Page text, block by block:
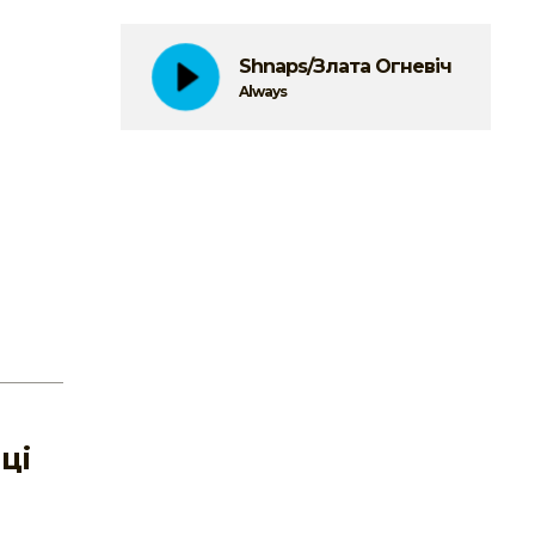
Shnaps/Злата Огневіч
Always